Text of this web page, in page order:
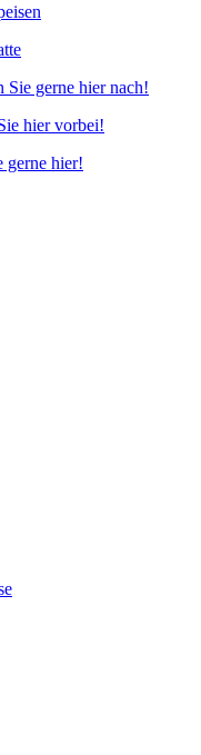
Sie gerne hier nach!
hier vorbei!
gerne hier!